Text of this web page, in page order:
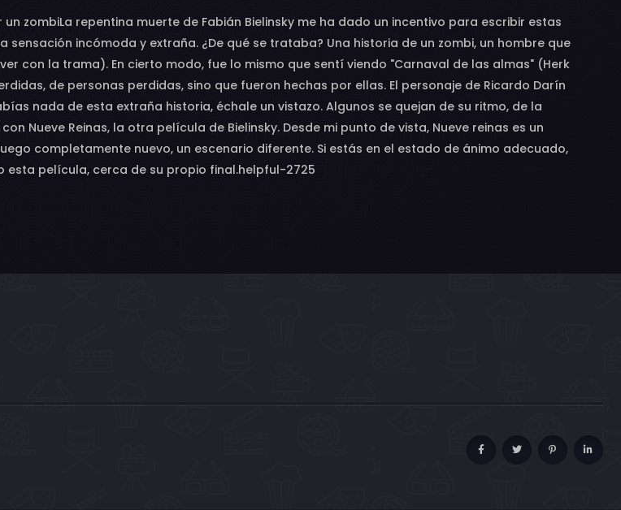
zombiLa repentina muerte de Fabián Bielinsky me ha dado un incentivo para escribir estas
incómoda y extraña. ¿De qué se trataba? Una historia de un zombi, un hombre que
con la trama). En cierto modo, fue lo mismo que sentí viendo "Carnaval de las almas" (Herk
de personas perdidas, sino que fueron hechas por ellas. El personaje de Ricardo Darín
nada de esta extraña historia, échale un vistazo. Algunos se quejan de su ritmo, de la
Nueve Reinas, la otra película de Bielinsky. Desde mi punto de vista, Nueve reinas es un
completamente nuevo, un escenario diferente. Si estás en el estado de ánimo adecuado,
esta película, cerca de su propio final.helpful-2725